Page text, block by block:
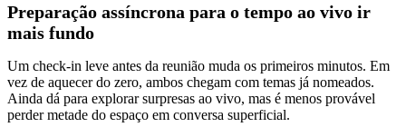
Preparação assíncrona para o tempo ao vivo ir
mais fundo
Um check-in leve antes da reunião muda os primeiros minutos. Em
vez de aquecer do zero, ambos chegam com temas já nomeados.
Ainda dá para explorar surpresas ao vivo, mas é menos provável
perder metade do espaço em conversa superficial.